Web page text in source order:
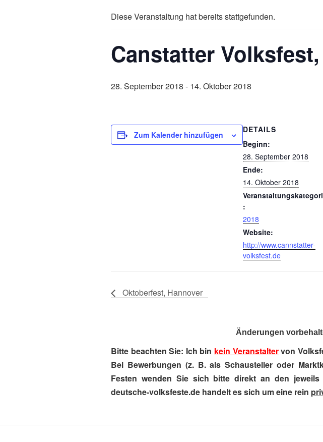
Diese Veranstaltung hat bereits stattgefunden.
Canstatter
28. September 2018 - 14. Oktober 2018
Zum Kalender hinzufügen
DETAILS
Beginn:
28. September 2018
Ende:
14. Oktober 2018
:
2018
Website:
http://www.cannstatter-
volksfest.de
Oktoberfest, Hannover
Änderungen
Bitte beachten Sie: Ich bin kein Veranstaltervon
Bei Bewerbungen (z. B. als Schausteller oder
Festen wenden Sie sich bitte direkt an den
deutsche-volksfeste.de handelt es sich um eine rein